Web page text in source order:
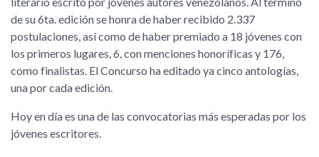
de su 6ta. edición se honra de haber recibido 2.337
postulaciones, así como de haber premiado a 18 jóvenes con
los primeros lugares, 6, con menciones honoríficas y 176,
como finalistas. El Concurso ha editado ya cinco antologías,
una por cada edición.
Hoy en día es una de las convocatorias más esperadas por los
jóvenes escritores.